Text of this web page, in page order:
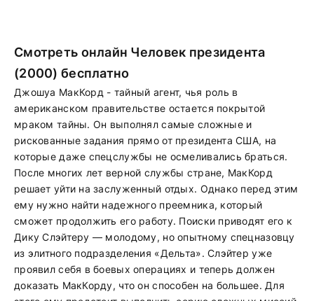
Смотреть онлайн Человек президента
(2000) бесплатно
Джошуа МакКорд - тайный агент, чья роль в
американском правительстве остается покрытой
мраком тайны. Он выполнял самые сложные и
рискованные задания прямо от президента США, на
которые даже спецслужбы не осмеливались браться.
После многих лет верной службы стране, МакКорд
решает уйти на заслуженный отдых. Однако перед этим
ему нужно найти надежного преемника, который
сможет продолжить его работу. Поиски приводят его к
Дику Слэйтеру — молодому, но опытному спецназовцу
из элитного подразделения «Дельта». Слэйтер уже
проявил себя в боевых операциях и теперь должен
доказать МакКорду, что он способен на большее. Для